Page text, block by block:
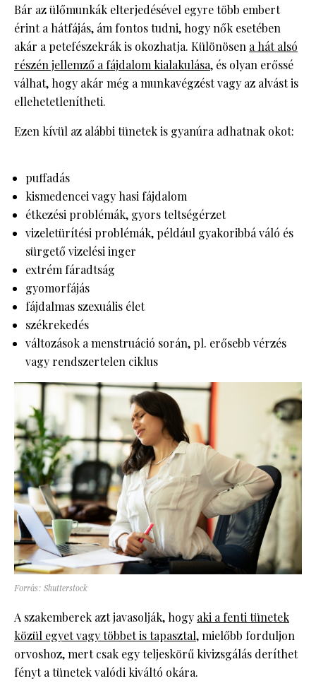
Bár az ülőmunkák elterjedésével egyre több embert
érint a hátfájás, ám fontos tudni, hogy nők esetében
akár a petefészekrák is okozhatja. Különösen a hát alsó
részén jellemző a fájdalom kialakulása, és olyan erőssé
válhat, hogy akár még a munkavégzést vagy az alvást is
ellehetetlenítheti.
Ezen kívül az alábbi tünetek is gyanúra adhatnak okot:
puffadás
kismedencei vagy hasi fájdalom
étkezési problémák, gyors teltségérzet
vizeletürítési problémák, például gyakoribbá váló és
sürgető vizelési inger
extrém fáradtság
gyomorfájás
fájdalmas szexuális élet
székrekedés
változások a menstruáció során, pl. erősebb vérzés
vagy rendszertelen ciklus
Forrás: Shutterstock
A szakemberek azt javasolják, hogy aki a fenti tünetek
közül egyet vagy többet is tapasztal, mielőbb forduljon
orvoshoz, mert csak egy teljeskörű kivizsgálás deríthet
fényt a tünetek valódi kiváltó okára.